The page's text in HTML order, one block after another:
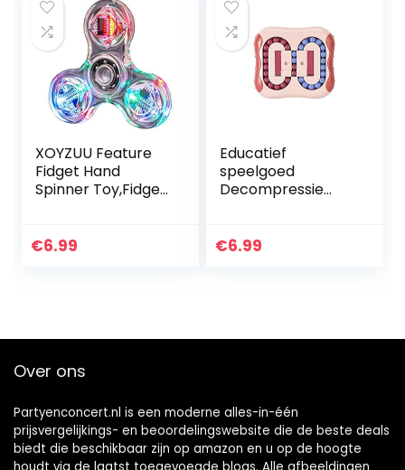
XOYZUU Feature
Fidget Hand
Spinner Toy,Fidget
Fidget Spinner Toy,
€6.99
Educatief
speelgoed
Decompressie
Draaibare Kleine
€6.99
Over ons
Partyenconcert.nl is een moderne alles-in-één
prijsvergelijkings- en beoordelingswebsite die de beste deals
biedt die beschikbaar zijn op amazon en u op de hoogte